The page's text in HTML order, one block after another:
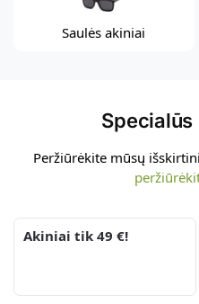
Saulės akiniai
Peržiūrėkite mūsų
Akiniai tik 49 €!